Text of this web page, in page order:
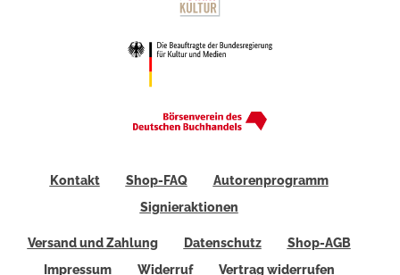
Kontakt Shop-FAQ
Autorenprogramm
Signieraktionen
Versand und Zahlung Datenschutz
Shop-AGB
Impressum
Widerruf Vertrag widerrufen